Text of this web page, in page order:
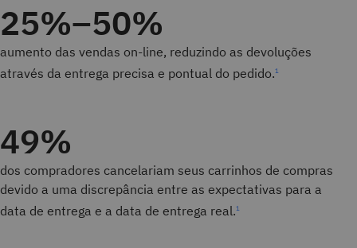
25%–50%
aumento das vendas on-line, reduzindo as devoluções
através da entrega precisa e pontual do pedido.1
49%
dos compradores cancelariam seus carrinhos de compras
devido a uma discrepância entre as expectativas para a
data de entrega e a data de entrega real.1